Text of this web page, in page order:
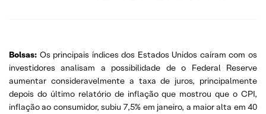
Bolsas: Os principais índices dos Estados Unidos caíram com os
investidores analisam a possibilidade de o Federal Reserve
aumentar consideravelmente a taxa de juros, principalmente
depois do último relatório de inflação que mostrou que o CPI,
inflação ao consumidor, subiu 7,5% em janeiro, a maior alta em 40